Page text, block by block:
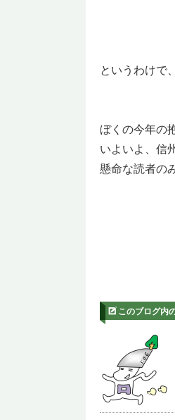
というわけで
ぼくの今年の
いよいよ、信
懸命な読者の
このブログ内